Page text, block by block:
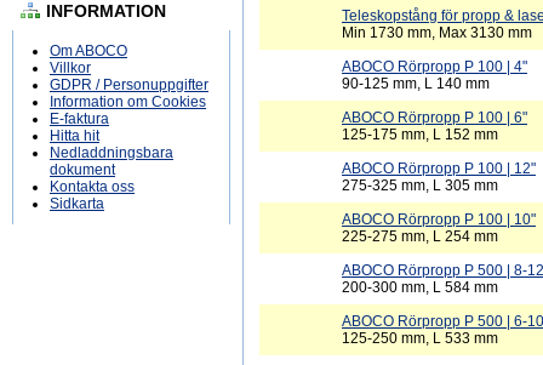
INFORMATION
Om ABOCO
Villkor
GDPR / Personuppgifter
Information om Cookies
E-faktura
Hitta hit
Nedladdningsbara
dokument
Kontakta oss
Sidkarta
Teleskopstång för propp &
Min 1730 mm, Max 3130 mm
ABOCO Rörpropp P 100 | 4"
90-125 mm, L 140 mm
ABOCO Rörpropp P 100 | 6"
125-175 mm, L 152 mm
ABOCO Rörpropp P 100 | 12"
275-325 mm, L 305 mm
ABOCO Rörpropp P 100 | 10"
225-275 mm, L 254 mm
ABOCO Rörpropp P 500 | 8-
200-300 mm, L 584 mm
ABOCO Rörpropp P 500 | 6-
125-250 mm, L 533 mm